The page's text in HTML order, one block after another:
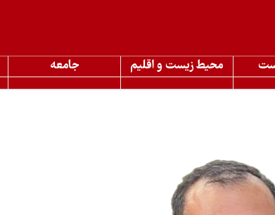
محیط زیست و اقلیم جامعه